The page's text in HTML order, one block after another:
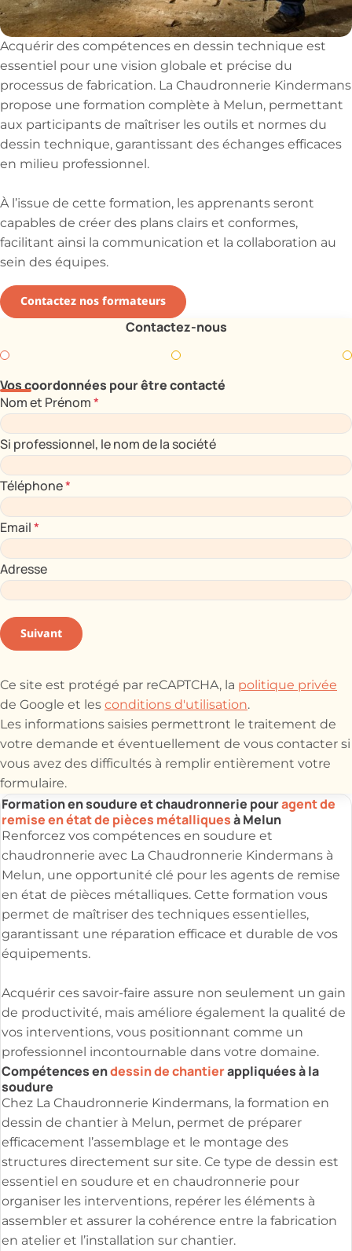
Acquérir des compétences en dessin technique est
essentiel pour une vision globale et précise du
processus de fabrication. La Chaudronnerie Kindermans
propose une formation complète à Melun, permettant
aux participants de maîtriser les outils et normes du
dessin technique, garantissant des échanges efficaces
en milieu professionnel.
À l’issue de cette formation, les apprenants seront
capables de créer des plans clairs et conformes,
facilitant ainsi la communication et la collaboration au
sein des équipes.
Contactez nos formateurs
Vos coordonnées pour être contacté
Nom et Prénom*
Si professionnel, le nom de la société
Téléphone*
Email*
Adresse
Suivant
Ce site est protégé par reCAPTCHA, la politique privée
de Google et lesconditions d'utilisation.
Les informations saisies permettront le traitement de
votre demande et éventuellement de vous contacter si
vous avez des difficultés à remplir entièrement votre
formulaire.
Contactez-nous
Formation en soudure et chaudronnerie pouragent de
remise en état de pièces métalliquesà Melun
Renforcez vos compétences en soudure et
chaudronnerie avec La Chaudronnerie Kindermans à
Melun, une opportunité clé pour les agents de remise
en état de pièces métalliques. Cette formation vous
permet de maîtriser des techniques essentielles,
garantissant une réparation efficace et durable de vos
équipements.
Acquérir ces savoir-faire assure non seulement un gain
de productivité, mais améliore également la qualité de
vos interventions, vous positionnant comme un
professionnel incontournable dans votre domaine.
Compétences endessin de chantierappliquées à la
soudure
Chez La Chaudronnerie Kindermans, la formation en
dessin de chantier à Melun, permet de préparer
efficacement l’assemblage et le montage des
structures directement sur site. Ce type de dessin est
essentiel en soudure et en chaudronnerie pour
organiser les interventions, repérer les éléments à
assembler et assurer la cohérence entre la fabrication
en atelier et l’installation sur chantier.